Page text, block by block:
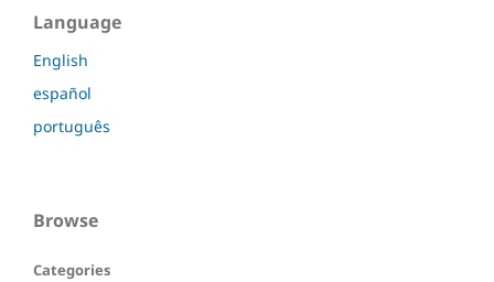
Language
English
español
português
Browse
Categories